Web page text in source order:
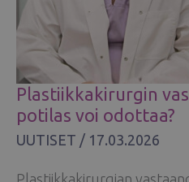
Plastiikkakirurgin
potilas voi odottaa?
UUTISET / 17.03.2026